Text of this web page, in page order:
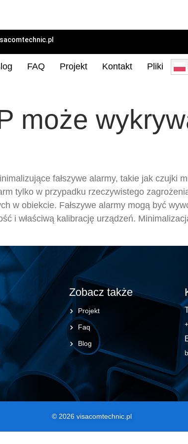
FAQ Projekt Kontakt Pliki
może
fałszywe alarmy, takie jak czujki
tylko w przypadku rzeczywistego
w obiekcie. Fałszywe alarmy mogą być
i właściwą kalibrację urządzeń.
Zobacz także
Projekt
Faq
Blog
© 2026 visacomtechnic.pl